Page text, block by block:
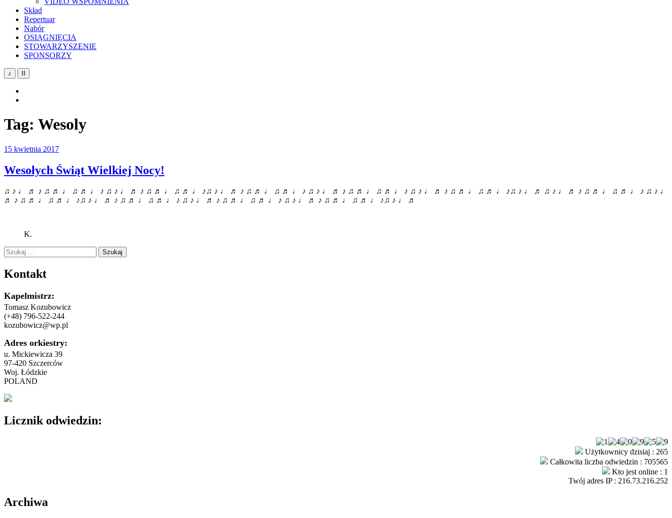
Skład
Repertuar
Nabór
OSIĄGNIĘCIA
STOWARZYSZENIE
SPONSORZY
♪
Tag: Wesoly
15 kwietnia 2017
Wesołych Świąt Wielkiej Nocy!
♫ ♪ ♩ ♬ ♪ ♫ ♬ ♩ ♫ ♬ ♩ ♪ ♫ ♪ ♩ ♬ ♪ ♫ ♬ ♩ ♫ ♬ ♩ ♪♫ ♪ ♩ ♬ ♪ ♫ ♬ ♩ ♫ ♬ ♩ ♪ ♫ ♪ ♩ ♬ ♪ ♫ ♬ ♩ ♫ ♬ ♩ ♪ ♫ ♪ ♩ ♬ ♪ ♫ ♬ ♩ ♫ ♬ ♩ ♪♫ ♪ ♩ ♬ ♫ ♪ ♩ ♬ ♪ ♫ ♬ ♩ ♫ ♬ ♩ ♪ ♫ ♪ ♩
♬ ♪ ♫ ♬ ♩ ♫ ♬ ♩ ♪♫ ♪ ♩ ♬ ♪ ♫ ♬ ♩ ♫ ♬ ♩ ♪ ♫ ♪ ♩ ♬ ♪ ♫ ♬ ♩ ♫ ♬ ♩ ♪ ♫ ♪ ♩ ♬ ♪ ♫ ♬ ♩ ♫ ♬ ♩ ♪♫ ♪ ♩ ♬
K.
Szukaj:
Kontakt
Kapelmistrz:
Tomasz Kozubowicz
(+48) 796-522-244
kozubowicz@wp.pl
Adres orkiestry:
u. Mickiewicza 39
97-420 Szczerców
Woj. Łódzkie
POLAND
Licznik odwiedzin:
Użytkownicy dzisiaj : 265
Całkowita liczba odwiedzin : 705565
Kto jest online : 1
Twój adres IP : 216.73.216.252
Archiwa